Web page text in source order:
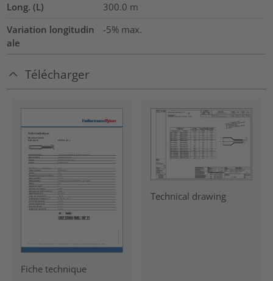
Long. (L) 300.0 m
Variation longitudin
ale
-5% max.
Télécharger
Fiche technique
Technical drawing